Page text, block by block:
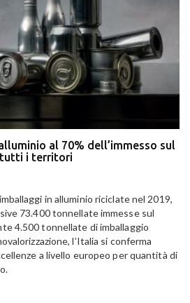
al 70% dell’immesso sul
tutti i territori
in alluminio riciclate nel 2019,
73.400 tonnellate immesse sul
4.500 tonnellate di imballaggio
l’Italia si conferma
a livello europeo per quantità di